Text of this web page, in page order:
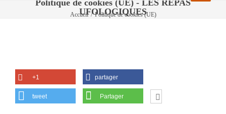
Politique de cookies (UE) - LES REPAS
UFOLOGIQUES
Accueil / Politique de cookies (UE)
+1 partager
tweet Partager